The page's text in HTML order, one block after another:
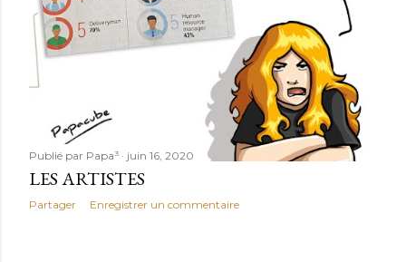
Publié par Papa³ juin 16, 2020
LES ARTISTES
Partager Enregistrer un commentaire